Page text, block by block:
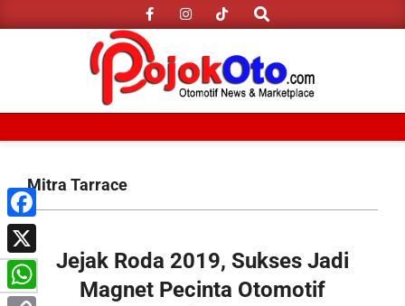
to
Search
Navigation
Menu
Mitra Tarrace
Jejak Roda 2019, Sukses Jadi
Magnet Pecinta Otomotif
Facebook
X